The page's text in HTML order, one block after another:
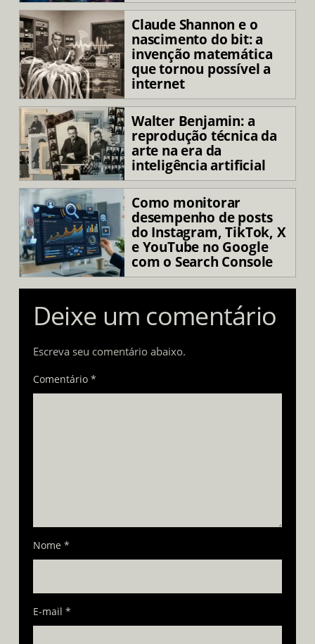
Claude Shannon e o
nascimento do bit: a
invenção matemática
que tornou possível a
internet
Walter Benjamin: a
reprodução técnica da
arte na era da
inteligência artificial
Como monitorar
desempenho de posts
do Instagram, TikTok, X
e YouTube no Google
com o Search Console
Deixe um comentário
Escreva seu comentário abaixo.
Comentário *
Nome *
E-mail *